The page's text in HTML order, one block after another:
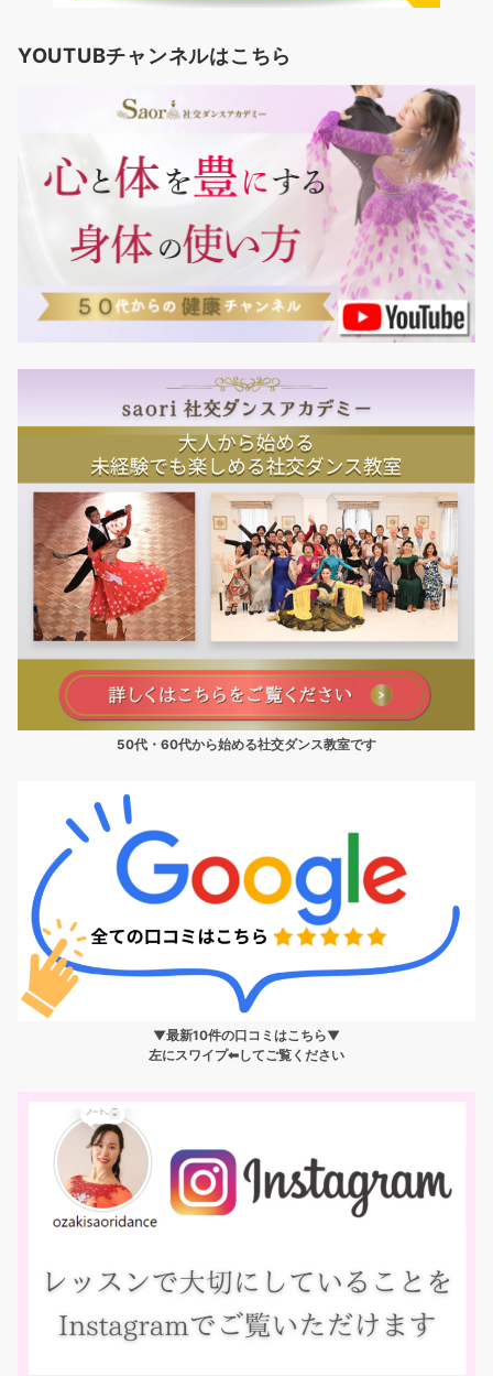
YOUTUBチャンネルはこちら
50代・60代から始める社交ダンス教室です
▼最新10件の口コミはこちら▼
左にスワイプ⬅︎してご覧ください